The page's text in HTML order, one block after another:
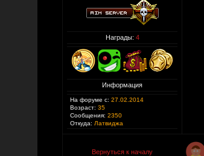
Награды: 4
Информация
На форуме с: 27.02.2014
Возраст: 35
Сообщения: 2350
Откуда: Латвиджа
Вернуться к началу